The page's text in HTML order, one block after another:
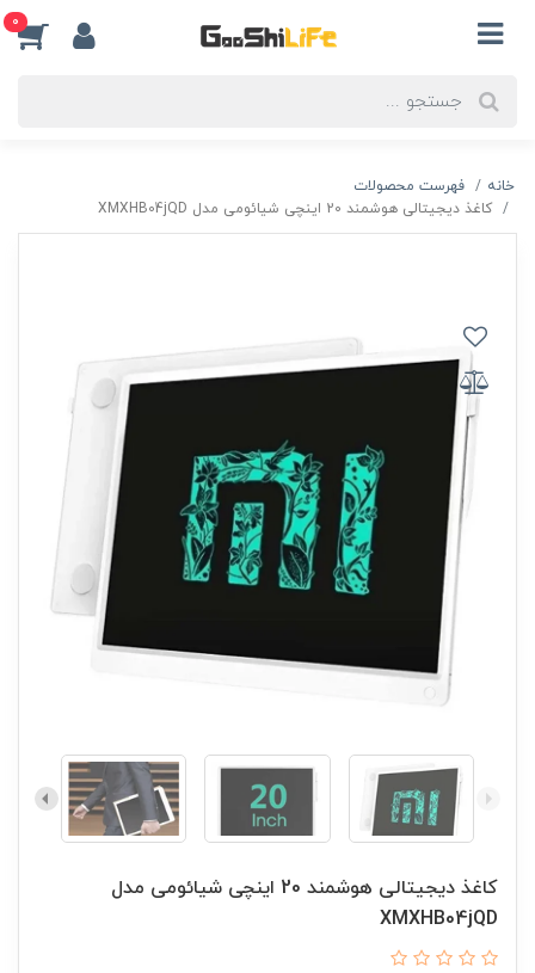
0
خانه
فهرست محصولات
کاغذ دیجیتالی هوشمند 20 اینچی شیائومی مدل XMXHB04jQD
کاغذ دیجیتالی هوشمند 20 اینچی شیائومی مدل
XMXHB04jQD